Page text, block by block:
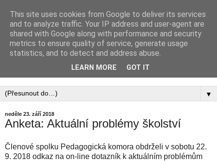
PEDAGOGICKÁ
KOMORA, ZAPSANÝ
▼
neděle 23. září 2018
Anketa: Aktuální problémy školství
Členové spolku Pedagogická komora obdrželi v sobotu 22.
9. 2018 odkaz na on-line dotazník k aktuálním problémům
This site uses cookies from Google to deliver its services
and to analyze traffic. Your IP address and user-agent are
shared with Google along with performance and security
metrics to ensure quality of service, generate usage
statistics, and to detect and address abuse.
LEARN MORE GOT IT